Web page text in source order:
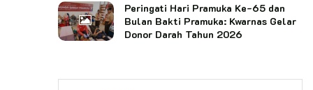
Peringati Hari Pramuka Ke-65 dan
Bulan Bakti Pramuka: Kwarnas Gelar
Donor Darah Tahun 2026